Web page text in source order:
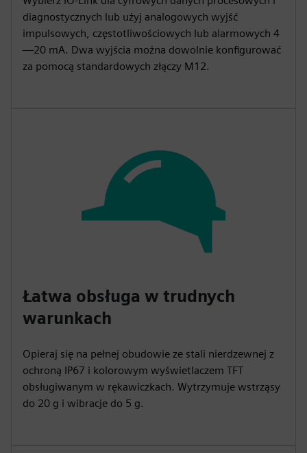
diagnostycznych lub użyj analogowych wyjść
impulsowych, częstotliwościowych lub alarmowych 4
—20 mA. Dwa wyjścia można dowolnie konfigurować
za pomocą standardowych złączy M12.
Łatwa obsługa w trudnych
warunkach
Opieraj się na pełnej obudowie ze stali nierdzewnej z
ochroną IP67 i kolorowym wyświetlaczem TFT
obsługiwanym w rękawiczkach. Wytrzymuje wstrząsy
do 20 g i wibracje do 5 g.